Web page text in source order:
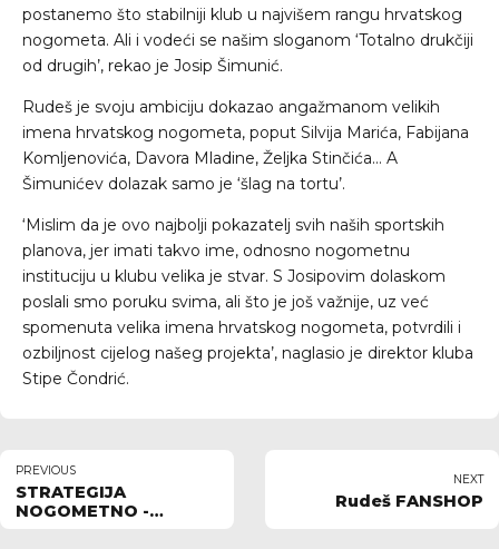
postanemo što stabilniji klub u najvišem rangu hrvatskog
nogometa. Ali i vodeći se našim sloganom ‘Totalno drukčiji
od drugih’, rekao je Josip Šimunić.
Rudeš je svoju ambiciju dokazao angažmanom velikih
imena hrvatskog nogometa, poput Silvija Marića, Fabijana
Komljenovića, Davora Mladine, Željka Stinčića… A
Šimunićev dolazak samo je ‘šlag na tortu’.
‘Mislim da je ovo najbolji pokazatelj svih naših sportskih
planova, jer imati takvo ime, odnosno nogometnu
instituciju u klubu velika je stvar. S Josipovim dolaskom
poslali smo poruku svima, ali što je još važnije, uz već
spomenuta velika imena hrvatskog nogometa, potvrdili i
ozbiljnost cijelog našeg projekta’, naglasio je direktor kluba
Stipe Čondrić.
PREVIOUS
STRATEGIJA
NOGOMETNO -
NEXT
Rudeš FANSHOP